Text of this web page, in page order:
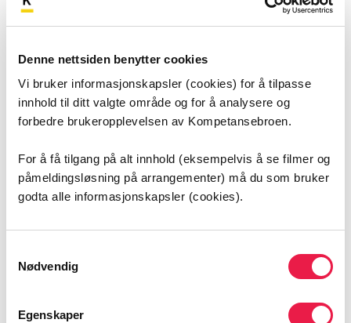
Denne nettsiden benytter cookies
Vi bruker informasjonskapsler (cookies) for å tilpasse
innhold til ditt valgte område og for å analysere og
forbedre brukeropplevelsen av Kompetansebroen.
For å få tilgang på alt innhold (eksempelvis å se filmer og
påmeldingsløsning på arrangementer) må du som bruker
godta alle informasjonskapsler (cookies).
Nødvendig
Egenskaper
Pasientens legemiddelliste (PLL)
Pasientens legemiddelliste er en samlet og
oppdatert oversikt over relevante
opplysninger om pasientens
legemiddelbehandling.